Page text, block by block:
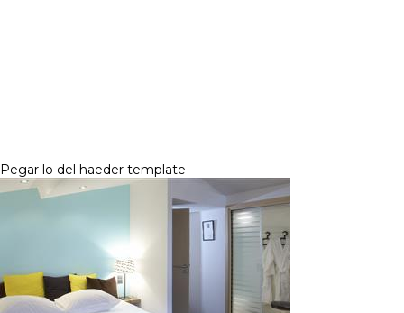
Pegar lo del haeder template